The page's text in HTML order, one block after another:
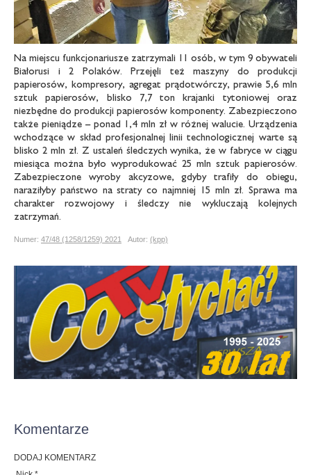
Na miejscu funkcjonariusze zatrzymali 11 osób, w tym 9 obywateli
Białorusi i 2 Polaków. Przejęli też maszyny do produkcji
papierosów, kompresory, agregat prądotwórczy, prawie 5,6 mln
sztuk papierosów, blisko 7,7 ton krajanki tytoniowej oraz
niezbędne do produkcji papierosów komponenty. Zabezpieczono
także pieniądze – ponad 1,4 mln zł w różnej walucie. Urządzenia
wchodzące w skład profesjonalnej linii technologicznej warte są
blisko 2 mln zł. Z ustaleń śledczych wynika, że w fabryce w ciągu
miesiąca można było wyprodukować 25 mln sztuk papierosów.
Zabezpieczone wyroby akcyzowe, gdyby trafiły do obiegu,
naraziłyby państwo na straty co najmniej 15 mln zł. Sprawa ma
charakter rozwojowy i śledczy nie wykluczają kolejnych
zatrzymań.
Numer: 47/48 (1258/1259) 2021 Autor: (kpp)
Komentarze
DODAJ KOMENTARZ